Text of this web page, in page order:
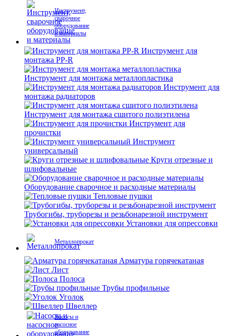
Инструмент,
сварочное
оборудование
и материалы
Инструмент для
монтажа PP-R
Инструмент для монтажа металлопластика
Инструмент для
монтажа радиаторов
Инструмент для монтажа сшитого полиэтилена
Инструмент для
прочистки
Инструмент
универсальный
Круги отрезные и
шлифовальные
Оборудование сварочное и расходные материалы
Тепловые пушки
Трубогибы, труборезы и резьбонарезной инструмент
Установки для опрессовки
Металлопрокат
Арматура горячекатаная
Лист
Полоса
Трубы профильные
Уголок
Швеллер
Насосы и
насосное
оборудование